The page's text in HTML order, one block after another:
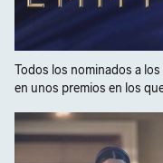
Todos los nominados a
en unos premios en los